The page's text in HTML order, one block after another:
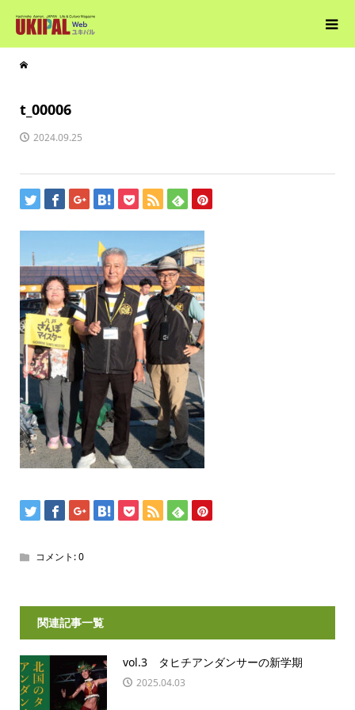
t_00006
2024.09.25
コメント:0
関連記事一覧
vol.3 タヒチアンダンサーの新学期
2025.04.03